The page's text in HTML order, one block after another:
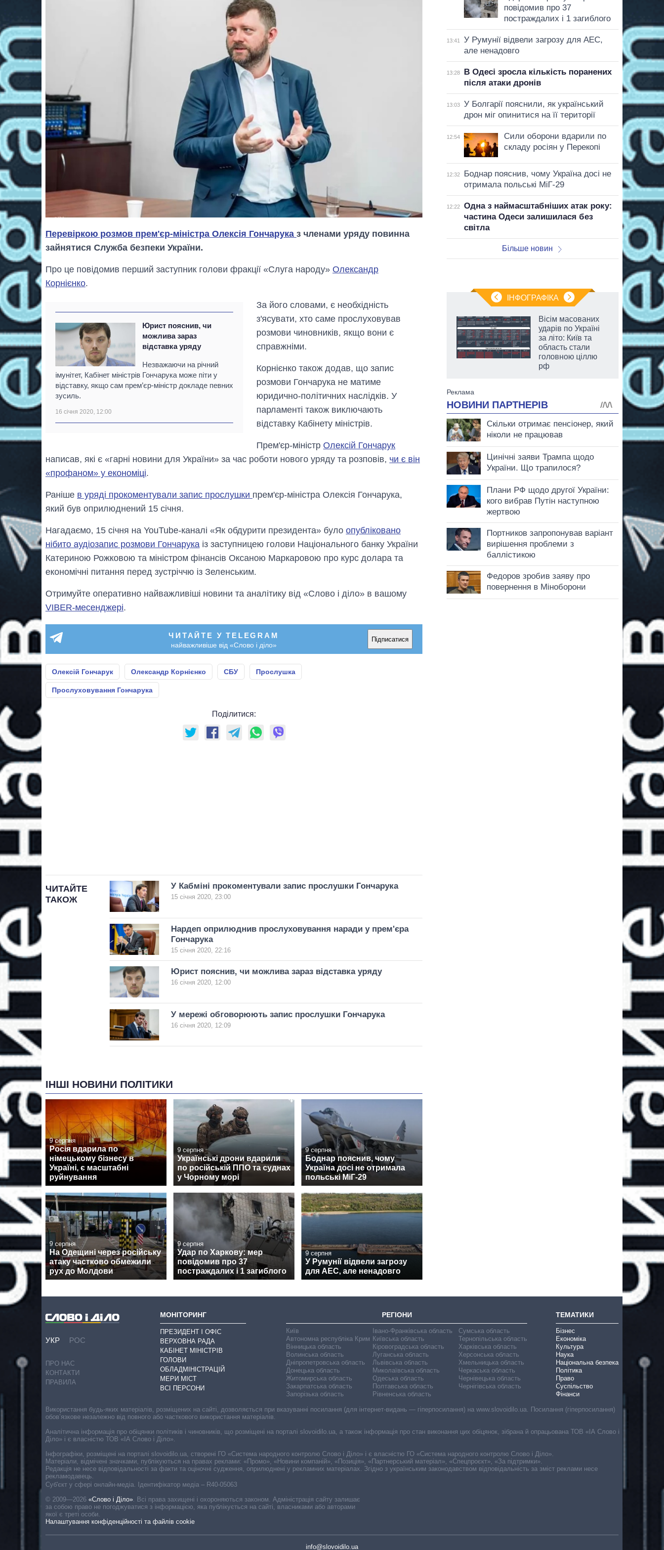
Перевіркою розмов прем'єр-міністра Олексія Гончарука з членами уряду повинна
зайнятися Служба безпеки України.
Про це повідомив перший заступник голови фракції «Слуга народу» Олександр
Корнієнко.
Юрист пояснив, чи
можлива зараз
відставка уряду
Незважаючи на річний
імунітет, Кабінет міністрів Гончарука може піти у
відставку, якщо сам прем’єр-міністр докладе певних
зусиль.
16 січня 2020, 12:00
За його словами, є необхідність
з'ясувати, хто саме прослуховував
розмови чиновників, якщо вони є
справжніми.
Корнієнко також додав, що запис
розмови Гончарука не матиме
юридично-політичних наслідків. У
парламенті також виключають
відставку Кабінету міністрів.
Прем'єр-міністр Олексій Гончарук
написав, які є «гарні новини для України» за час роботи нового уряду та розповів, чи є він
«профаном» у економіці.
Раніше в уряді прокоментували запис прослушки прем'єр-міністра Олексія Гончарука,
який був оприлюднений 15 січня.
Нагадаємо, 15 січня на YouTube-каналі «Як обдурити президента» було опубліковано
нібито аудіозапис розмови Гончарука із заступницею голови Національного банку України
Катериною Рожковою та міністром фінансів Оксаною Маркаровою про курс долара та
економічні питання перед зустріччю із Зеленським.
Отримуйте оперативно найважливіші новини та аналітику від «Слово і діло» в вашому
VIBER-месенджері.
ЧИТАЙТЕ У TELEGRAM
найважливіше від «Слово і діло»
Підписатися
Олексій Гончарук Олександр Корнієнко СБУ Прослушка
Прослуховування Гончарука
Поділитися:
ЧИТАЙТЕ
ТАКОЖ
У Кабміні прокоментували запис прослушки Гончарука
15 січня 2020, 23:00
Нардеп оприлюднив прослуховування наради у прем'єра
Гончарука
15 січня 2020, 22:16
Юрист пояснив, чи можлива зараз відставка уряду
16 січня 2020, 12:00
У мережі обговорюють запис прослушки Гончарука
16 січня 2020, 12:09
ІНШІ НОВИНИ ПОЛІТИКИ
9 серпня
Росія вдарила по
німецькому бізнесу в
Україні, є масштабні
руйнування
9 серпня
Українські дрони вдарили
по російській ППО та суднах
у Чорному морі
9 серпня
Боднар пояснив, чому
Україна досі не отримала
польські МіГ-29
9 серпня
На Одещині через російську
атаку частково обмежили
рух до Молдови
9 серпня
Удар по Харкову: мер
повідомив про 37
постраждалих і 1 загиблого
9 серпня
У Румунії відвели загрозу
для АЕС, але ненадовго
повідомив про 37
постраждалих і 1 загиблого
13:41
У Румунії відвели загрозу для АЕС,
але ненадовго
13:28
В Одесі зросла кількість поранених
після атаки дронів
13:03
У Болгарії пояснили, як український
дрон міг опинитися на її території
12:54
Сили оборони вдарили по
складу росіян у Перекопі
12:32
Боднар пояснив, чому Україна досі не
отримала польські МіГ-29
12:22
Одна з наймасштабніших атак року:
частина Одеси залишилася без
світла
Більше новин
ІНФОГРАФІКА
Від 1 місяця – до 5
довго обіймав
Вісім масованих
ударів по Україні
за літо: Київ та
область стали
головною ціллю
рф
УКР РОС
ПРО НАС
КОНТАКТИ
ПРАВИЛА
МОНІТОРИНГ
ПРЕЗИДЕНТ І ОФІС
ВЕРХОВНА РАДА
КАБІНЕТ МІНІСТРІВ
ГОЛОВИ
ОБЛАДМІНІСТРАЦІЙ
МЕРИ МІСТ
ВСІ ПЕРСОНИ
РЕГІОНИ
Київ
Автономна республіка Крим
Вінницька область
Волинська область
Дніпропетровська область
Донецька область
Житомирська область
Закарпатська область
Запорізька область
Івано-Франківська область
Київська область
Кіровоградська область
Луганська область
Львівська область
Миколаївська область
Одеська область
Полтавська область
Рівненська область
Сумська область
Тернопільська область
Харківська область
Херсонська область
Хмельницька область
Черкаська область
Чернівецька область
Чернігівська область
ТЕМАТИКИ
Бізнес
Економіка
Культура
Наука
Національна безпека
Політика
Право
Суспільство
Фінанси
Cуб'єкт у сфері онлайн-медіа. Ідентифікатор медіа – R40-05063
© 2009—2026 «Слово і Діло». Всі права захищені і охороняються законом. Адміністрація сайту залишає
за собою право не погоджуватися з інформацією, яка публікується на сайті, власниками або авторами
якої є треті особи.
Налаштування конфіденційності та файлів cookie
info@slovoidilo.ua
Використання будь-яких матеріалів, розміщених на сайті, дозволяється при вказуванні посилання (для інтернет-видань — гіперпосилання) на www.slovoidilo.ua. Посилання (гіперпосилання)
обов’язкове незалежно від повного або часткового використання матеріалів.
Аналітична інформація про обіцянки політиків і чиновників, що розміщені на порталі slovoidilo.ua, а також інформація про стан виконання цих обіцянок, зібрана й опрацьована ТОВ «ІА Слово і
Діло» і є власністю ТОВ «ІА Слово і Діло».
Інфографіки, розміщені на порталі slovoidilo.ua, створені ГО «Система народного контролю Слово і Діло» і є власністю ГО «Система народного контролю Слово і Діло».
Матеріали, відмічені значками, публікуються на правах реклами: «Промо», «Новини компаній», «Позиція», «Партнерський матеріал», «Спецпроєкт», «За підтримки».
Редакція не несе відповідальності за факти та оціночні судження, оприлюднені у рекламних матеріалах. Згідно з українським законодавством відповідальність за зміст реклами несе
рекламодавець.